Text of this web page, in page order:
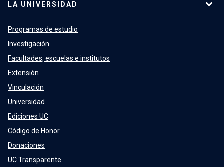
LA UNIVERSIDAD
Programas de estudio
Investigación
Facultades, escuelas e institutos
Extensión
Vinculación
Universidad
Ediciones UC
Código de Honor
Donaciones
UC Transparente